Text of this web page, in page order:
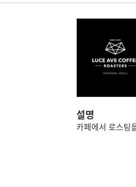
설명
카페에서 로스팅